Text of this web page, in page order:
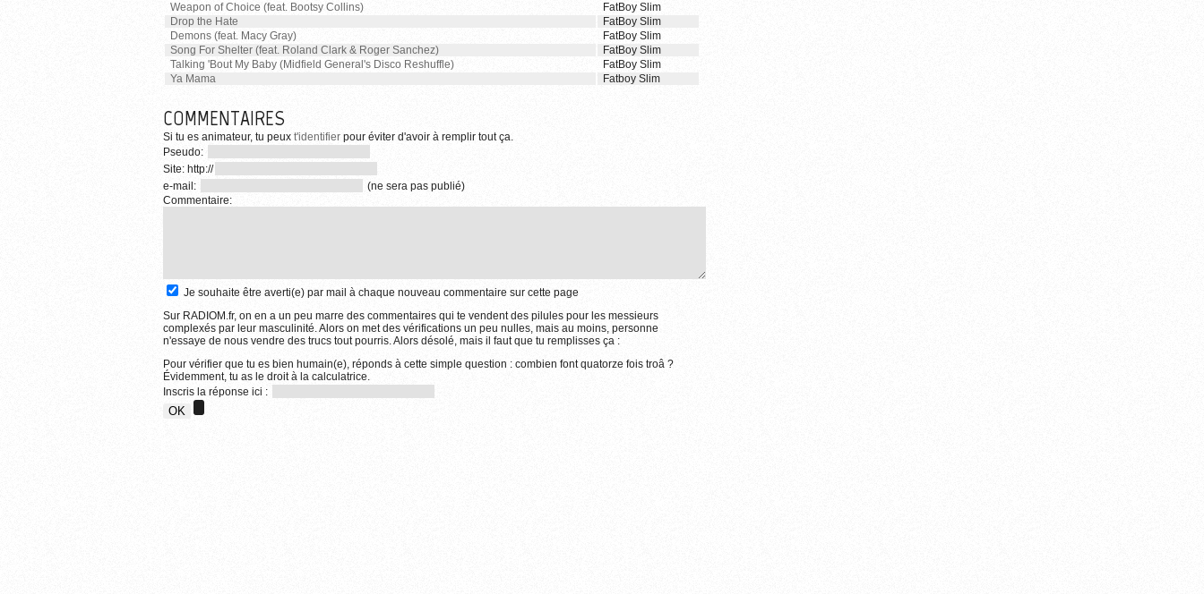
Weapon of Choice (feat. Bootsy Collins)
FatBoy Slim
Drop the Hate
FatBoy Slim
Demons (feat. Macy Gray)
FatBoy Slim
Song For Shelter (feat. Roland Clark & Roger Sanchez)
FatBoy Slim
Talking 'Bout My Baby (Midfield General's Disco Reshuffle)
FatBoy Slim
Ya Mama
Fatboy Slim
COMMENTAIRES
Si tu es animateur, tu peux t'identifier pour éviter d'avoir à remplir tout ça.
Pseudo:
Site: http://
e-mail:
(ne sera pas publié)
Commentaire:
Je souhaite être averti(e) par mail à chaque nouveau commentaire sur cette page
Sur RADIOM.fr, on en a un peu marre des commentaires qui te vendent des pilules pour les messieurs
complexés par leur masculinité. Alors on met des vérifications un peu nulles, mais au moins, personne
n'essaye de nous vendre des trucs tout pourris. Alors désolé, mais il faut que tu remplisses ça :
Pour vérifier que tu es bien humain(e), réponds à cette simple question : combien font quatorze fois troâ ?
Évidemment, tu as le droit à la calculatrice.
Inscris la réponse ici :